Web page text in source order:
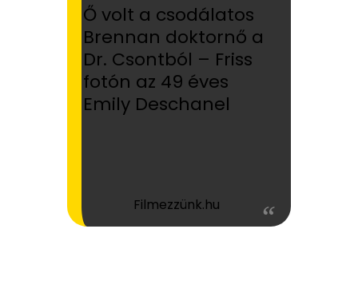
Ő volt a csodálatos
Brennan doktornő a
Dr. Csontból – Friss
fotón az 49 éves
Emily Deschanel
Filmezzünk.hu